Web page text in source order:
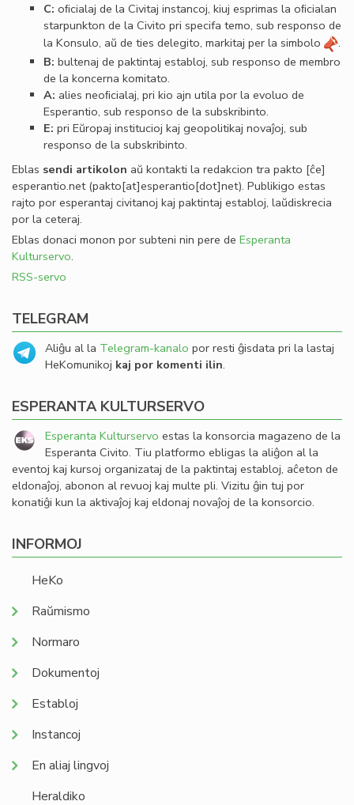
C: oﬁcialaj de la Civitaj instancoj, kiuj esprimas la oﬁcialan
starpunkton de la Civito pri specifa temo, sub responso de
la Konsulo, aŭ de ties delegito, markitaj per la simbolo
.
B: bultenaj de paktintaj establoj, sub responso de membro
de la koncerna komitato.
A: alies neoﬁcialaj, pri kio ajn utila por la evoluo de
Esperantio, sub responso de la subskribinto.
E: pri Eŭropaj institucioj kaj geopolitikaj novaĵoj, sub
responso de la subskribinto.
Eblas sendi artikolon aŭ kontakti la redakcion tra pakto [ĉe]
esperantio.net(pakto[at]esperantio[dot]net). Publikigo estas
rajto por esperantaj civitanoj kaj paktintaj establoj, laŭdiskrecia
por la ceteraj.
Eblas donaci monon por subteni nin pere de Esperanta
Kulturservo.
RSS-servo
TELEGRAM
Aliĝu al la Telegram-kanalo por resti ĝisdata pri la lastaj
HeKomunikoj kaj por komenti ilin.
ESPERANTA KULTURSERVO
Esperanta Kulturservo estas la konsorcia magazeno de la
Esperanta Civito. Tiu platformo ebligas la aliĝon al la
eventoj kaj kursoj organizataj de la paktintaj establoj, aĉeton de
eldonaĵoj, abonon al revuoj kaj multe pli. Vizitu ĝin tuj por
konatiĝi kun la aktivaĵoj kaj eldonaj novaĵoj de la konsorcio.
INFORMOJ
HeKo
Raŭmismo
Normaro
Dokumentoj
Establoj
Instancoj
En aliaj lingvoj
Heraldiko